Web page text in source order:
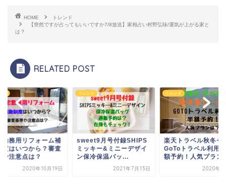
HOME
トレンド
【突然ですが占ってもいいですか7/8放送】家相占い村野弘味/運気が上がる家と
は？
RELATED POST
勤務用リフォーム補
度はいつから？審査
や注意点は？
2020年10月19日
トレンド
sweet9月号付録SHIPS
ミッキー&ミニーデザイ
ン保冷保温バッ...
2021年7月13日
トレンド
楽天トラベル秋冬セ
GoToトラベル利用
額予約！人気プラン
2020年9